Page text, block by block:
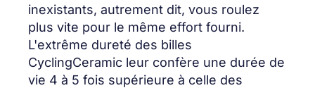
inexistants, autrement dit, vous roulez
plus vite pour le même effort fourni.
L'extrême dureté des billes
CyclingCeramic leur confère une durée de
vie 4 à 5 fois supérieure à celle des